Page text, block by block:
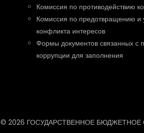
Комиссия по противодействию
Комиссия по предотвращению и
конфликта интересов
Формы документов связанных с
коррупции для заполнения
© 2026 ГОСУДАРСТВЕННОЕ